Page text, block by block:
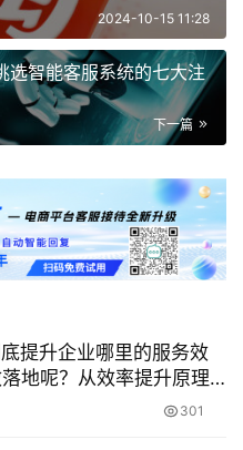
2024-10-15 11:28
选智能客服系统的七大注
下一篇
提升企业哪里的服务效
地呢？从效率提升原理
企业真正用好 AI 客服！
301